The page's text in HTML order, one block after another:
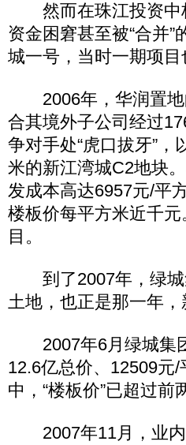
然而在珠江投资中
资金困窘甚至被“合并
城一号，当时一期项目
2006年，华润置地
合其境外子公司经过
争对手处“虎口拔牙”
米的新江湾城C2地块
发成本高达6957元/平
楼板价每平方米近千
目。
到了2007年，绿城
土地，也正是那一年
2007年6月绿城集团
12.6亿总价、12509元
中，“楼板价”已超过前
2007年11月，业内